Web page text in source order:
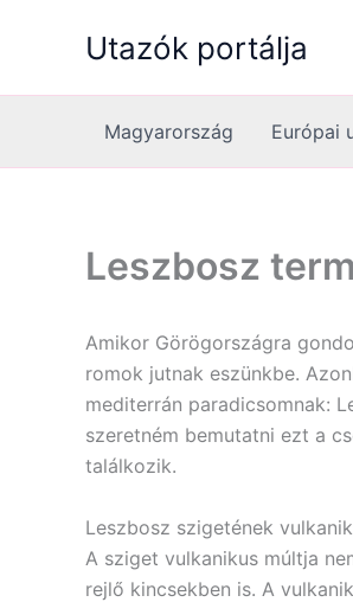
Utazók portálja
Magyarország Európai
Leszbosz
Amikor Görögországra
romok jutnak eszünkbe.
mediterrán paradicsomnak:
szeretném bemutatni ezt a
találkozik.
Leszbosz szigetének
A sziget vulkanikus múltja
rejlő kincsekben is. A